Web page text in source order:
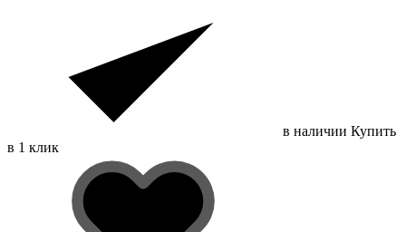
в наличии Купить
в 1 клик